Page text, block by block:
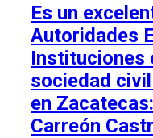
Es un
Autoridades
Instituciones
sociedad
en
Carreón